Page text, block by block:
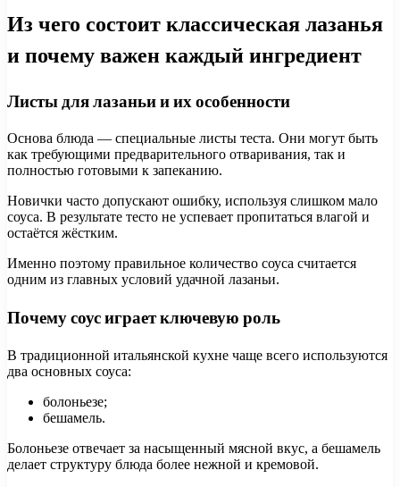
Из чего состоит классическая лазанья
и почему важен каждый ингредиент
Листы для лазаньи и их особенности
Основа блюда — специальные листы теста. Они могут быть
как требующими предварительного отваривания, так и
полностью готовыми к запеканию.
Новички часто допускают ошибку, используя слишком мало
соуса. В результате тесто не успевает пропитаться влагой и
остаётся жёстким.
Именно поэтому правильное количество соуса считается
одним из главных условий удачной лазаньи.
Почему соус играет ключевую роль
В традиционной итальянской кухне чаще всего используются
два основных соуса:
болоньезе;
бешамель.
Болоньезе отвечает за насыщенный мясной вкус, а бешамель
делает структуру блюда более нежной и кремовой.